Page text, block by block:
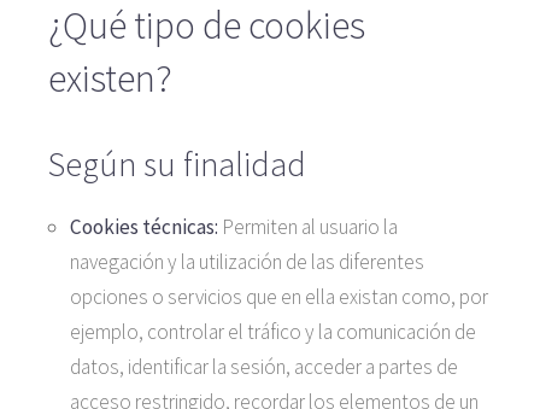
¿Qué tipo de cookies
existen?
Según su finalidad
Cookies técnicas: Permiten al usuario la
navegación y la utilización de las diferentes
opciones o servicios que en ella existan como, por
ejemplo, controlar el tráfico y la comunicación de
datos, identificar la sesión, acceder a partes de
acceso restringido, recordar los elementos de un